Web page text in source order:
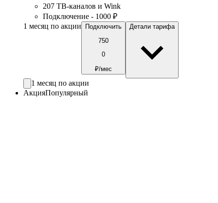
207 ТВ-каналов и Wink
Подключение - 1000 ₽
1 месяц по акции
Подключить
750
0
₽/мес
Детали тарифа
1 месяц по акции
АкцияПопулярный